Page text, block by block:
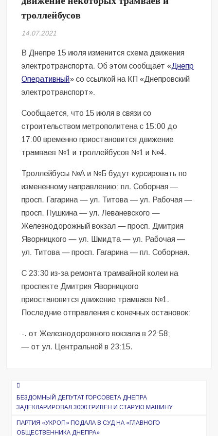
Безугла закликає валити Сирського
Світові бренди одягу та взуття: розвиток ринку та вплив на
сучасну моду
Командувач ВМС Неїжпапа закликав не дестабілізувати ситуацію
навколо керівництва армії
троллейбусов
14.07.2021
В Днепре 15 июля изменится схема движения
электротранспорта. Об этом сообщает «Днепр
Оперативный» со ссылкой на КП «Днепровский
электротранспорт».
Сообщается, что 15 июля в связи со
строительством метрополитена с 15:00 до
17:00 временно приостановится движение
трамваев №1 и троллейбусов №1 и №4.
Троллейбусы №А и №Б будут курсировать по
измененному направлению: пл. Соборная —
просп. Гагарина — ул. Титова — ул. Рабочая —
просп. Пушкина — ул. Леваневского —
Железнодорожный вокзал — просп. Дмитрия
Яворницкого — ул. Шмидта — ул. Рабочая —
ул. Титова — просп. Гагарина — пл. Соборная.
С 23:30 из-за ремонта трамвайной колеи на
проспекте Дмитрия Яворницкого
приостановится движение трамваев №1.
Последние отправления с конечных остановок:
-. от Железнодорожного вокзала в 22:58;
— от ул. Центральной в 23:15.
Навигация
по
записям
БЕЗДОМНЫЙ ДЕПУТАТ ГОРСОВЕТА ДНЕПРА
ЗАДЕКЛАРИРОВАЛ 3000 ГРИВЕН И СТАРУЮ МАШИНУ
ПАРТИЯ «УКРОП» ПОДАЛА В СУД НА «ГЛАВНОГО
ОБЩЕСТВЕННИКА ДНЕПРА»